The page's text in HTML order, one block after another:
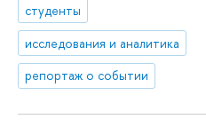
студенты
исследования и аналитика
репортаж о событии